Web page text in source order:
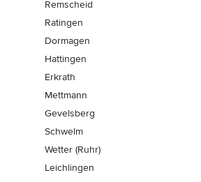
Remscheid
Ratingen
Dormagen
Hattingen
Erkrath
Mettmann
Gevelsberg
Schwelm
Wetter (Ruhr)
Leichlingen